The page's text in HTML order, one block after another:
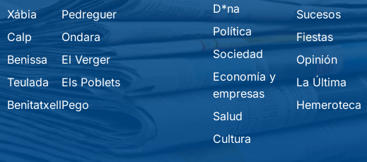
Xábia
Calp
Benissa
Teulada
Benitatxell
Pedreguer
Ondara
El Verger
Els Poblets
Pego
D*na
Política
Sociedad
Economía y
empresas
Salud
Cultura
Sucesos
Fiestas
Opinión
La Última
Hemeroteca